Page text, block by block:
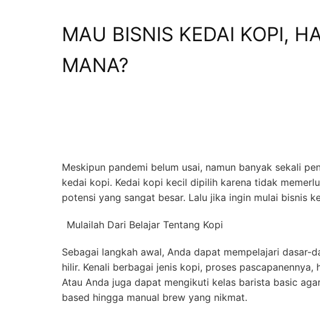
MAU BISNIS KEDAI KOPI,
MANA?
Meskipun pandemi belum usai, namun banyak sekali
kedai kopi. Kedai kopi kecil dipilih karena tidak
potensi yang sangat besar. Lalu jika ingin mulai bisnis
Mulailah Dari Belajar Tentang Kopi
Sebagai langkah awal, Anda dapat mempelajari dasar-
hilir. Kenali berbagai jenis kopi, proses
Atau Anda juga dapat mengikuti kelas barista basic
based hingga manual brew yang nikmat.